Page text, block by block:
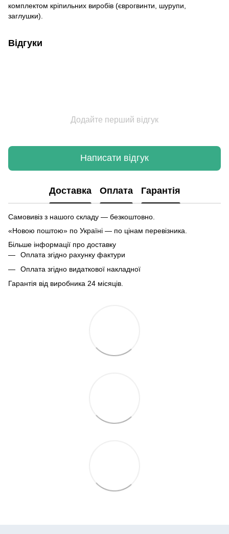
комплектом кріпильних виробів (єврогвинти, шурупи,
заглушки).
Відгуки
Додайте перший відгук
Написати відгук
Доставка Оплата Гарантія
Самовивіз з нашого складу — безкоштовно.
«Новою поштою» по Україні — по цінам перевізника.
Більше інформації про доставку
Оплата згідно рахунку фактури
Оплата згідно видаткової накладної
Гарантія від виробника 24 місяців.